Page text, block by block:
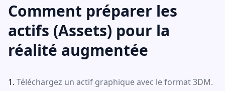
Comment préparer les
actifs (Assets) pour la
réalité augmentée
Téléchargez un actif graphique avec le format 3DM.